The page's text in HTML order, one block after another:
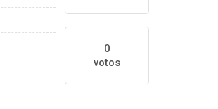
0
votos